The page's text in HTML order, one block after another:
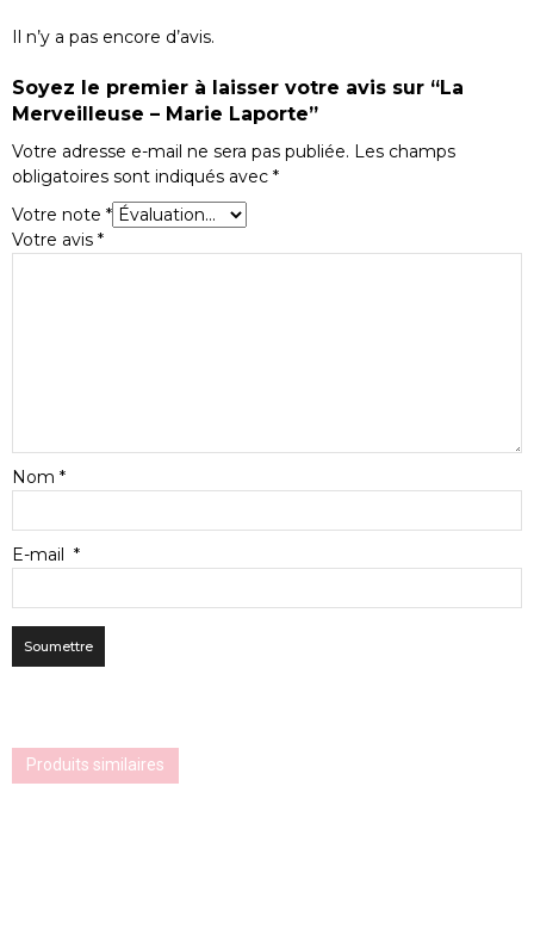
Il n’y a pas encore d’avis.
Soyez le premier à laisser votre avis sur “La
Merveilleuse – Marie Laporte”
Votre adresse e-mail ne sera pas publiée. Les champs
obligatoires sont indiqués avec *
Votre note *
Votre avis *
Nom *
E-mail *
Produits similaires